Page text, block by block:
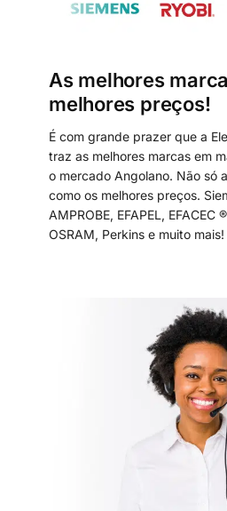
As melhores
melhores preços!
É com grande prazer que a
traz as melhores marcas em
o mercado Angolano. Não só
como os melhores preços.
AMPROBE, EFAPEL, EFACEC
OSRAM, Perkins e muito mais!